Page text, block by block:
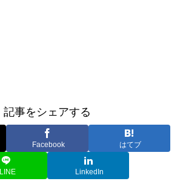
記事をシェアする
Facebook はてブ
LINE LinkedIn